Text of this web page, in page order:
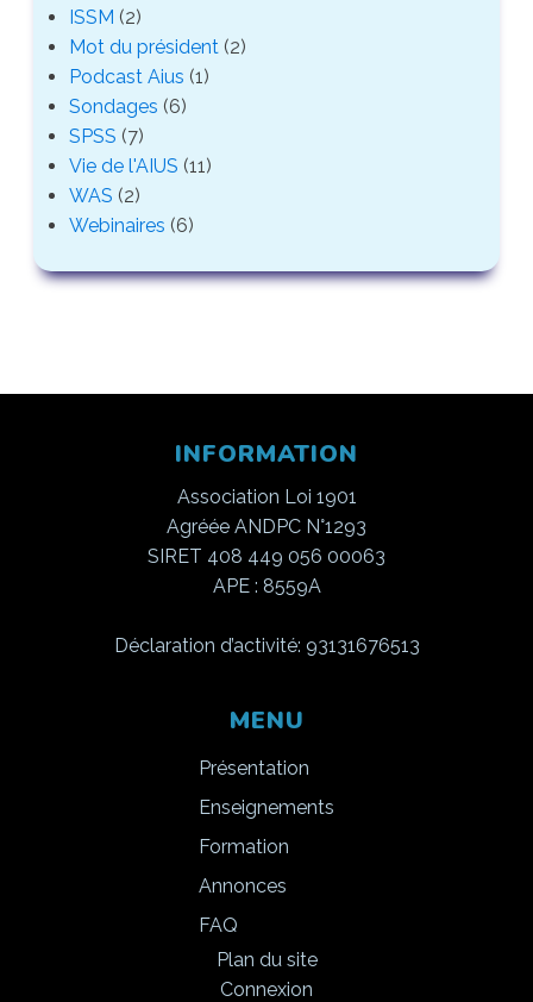
ISSM (2)
Mot du président (2)
Podcast Aius (1)
Sondages (6)
SPSS (7)
Vie de l'AIUS (11)
WAS (2)
Webinaires (6)
INFORMATION
Association Loi 1901
Agréée ANDPC N°1293
SIRET 408 449 056 00063
APE : 8559A
Déclaration d’activité: 93131676513
MENU
Présentation
Enseignements
Formation
Annonces
FAQ
Plan du site
Connexion